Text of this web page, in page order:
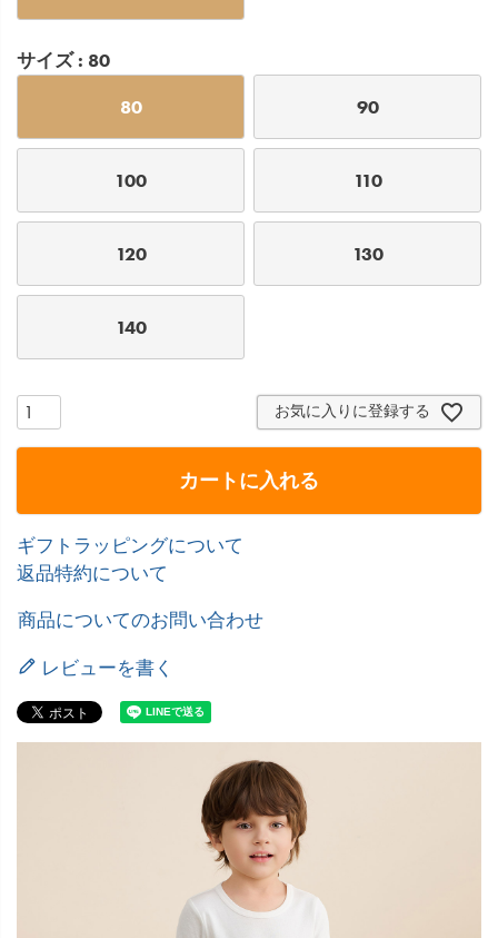
サイズ 80
80 90
100 110
120 130
140
お気に入りに登録する
カートに入れる
ギフトラッピングについて
返品特約について
商品についてのお問い合わせ
レビューを書く